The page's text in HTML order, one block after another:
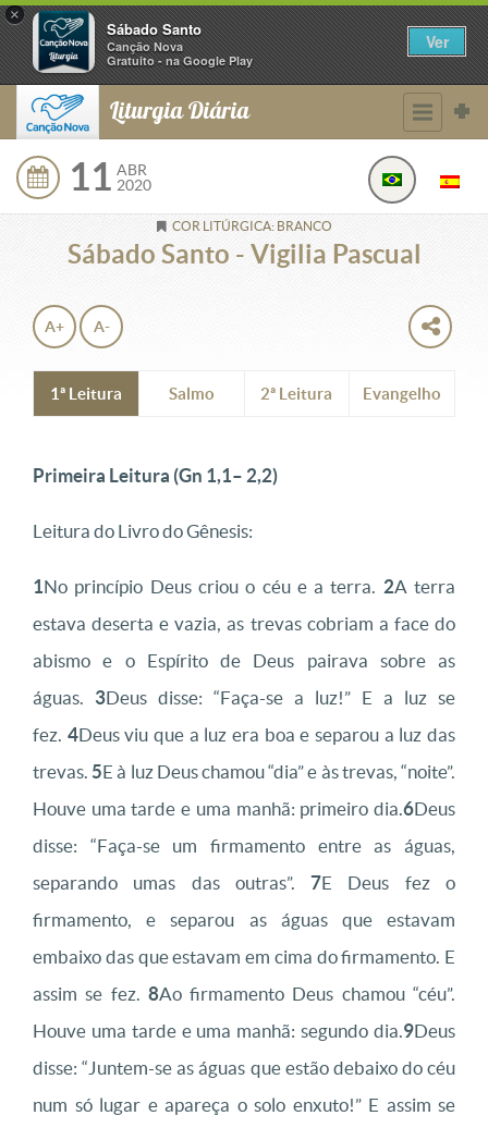
×
Sábado Santo
Canção Nova
Gratuito - na Google Play
Ver
Liturgia Diária
11 ABR
2020
COR LITÚRGICA: BRANCO
Sábado Santo - Vigilia Pascual
A+ A-
1ª Leitura Salmo 2ª Leitura Evangelho
Primeira Leitura (Gn 1,1– 2,2)
Leitura do Livro do Gênesis:
1No princípio Deus criou o céu e a terra. 2A terra
estava deserta e vazia, as trevas cobriam a face do
abismo e o Espírito de Deus pairava sobre as
águas. 3Deus disse: “Faça-se a luz!” E a luz se
fez. 4Deus viu que a luz era boa e separou a luz das
trevas.5E à luz Deus chamou “dia” e às trevas, “noite”.
Houve uma tarde e uma manhã: primeiro dia.6Deus
disse: “Faça-se um firmamento entre as águas,
separando umas das outras”.7E Deus fez o
firmamento, e separou as águas que estavam
embaixo das que estavam em cima do firmamento. E
assim se fez. 8Ao firmamento Deus chamou “céu”.
Houve uma tarde e uma manhã: segundo dia.9Deus
disse: “Juntem-se as águas que estão debaixo do céu
num só lugar e apareça o solo enxuto!” E assim se